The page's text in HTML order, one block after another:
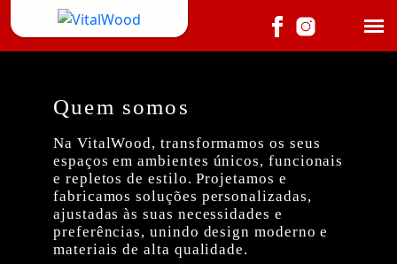
Quem somos
Na VitalWood, transformamos os seus
espaços em ambientes únicos, funcionais
e repletos de estilo. Projetamos e
fabricamos soluções personalizadas,
ajustadas às suas necessidades e
preferências, unindo design moderno e
materiais de alta qualidade.